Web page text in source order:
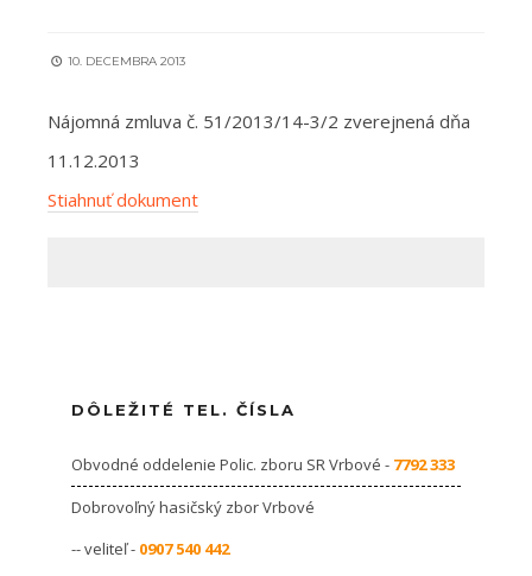
10. DECEMBRA 2013
Nájomná zmluva č. 51/2013/14-3/2 zverejnená dňa
11.12.2013
Stiahnuť dokument
DÔLEŽITÉ TEL. ČÍSLA
Obvodné oddelenie Polic. zboru SR Vrbové - 7792 333
Dobrovoľný hasičský zbor Vrbové
-- veliteľ - 0907 540 442